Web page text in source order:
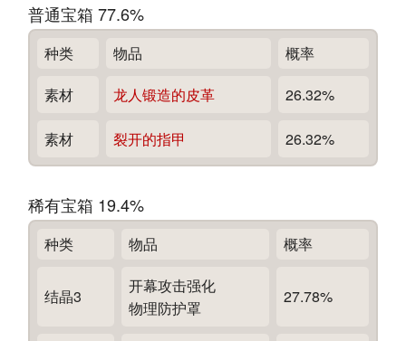
普通宝箱 77.6%
种类 物品
概率
素材
龙人锻造的皮革 26.32%
素材 裂开的指甲 26.32%
稀有宝箱 19.4%
种类 物品 概率
结晶3
开幕攻击强化
物理防护罩
27.78%